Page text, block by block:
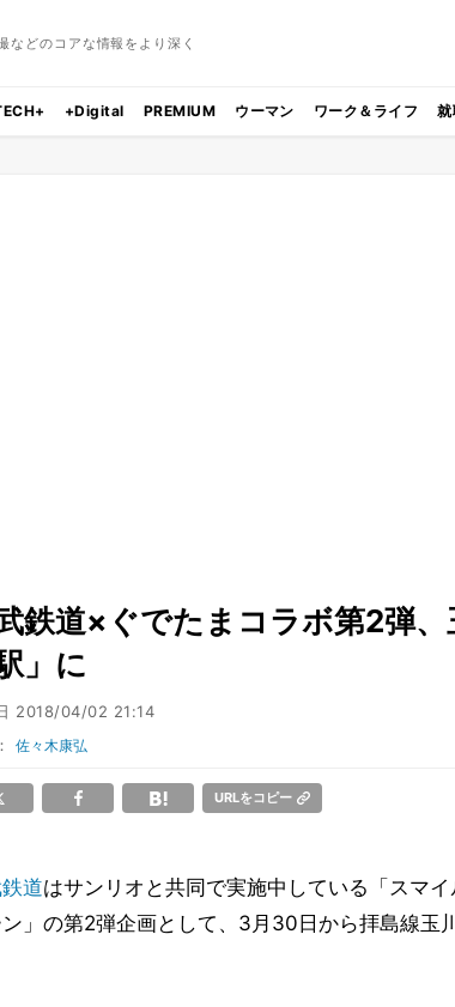
などのコアな情報をより深く
+Digital PREMIUM ウーマン ワーク＆ライフ
鉄道×ぐでたまコラボ第2弾
」に
2018/04/02 21:14
佐々木康弘
URLをコピー
道はサンリオと共同で実施中している「スマ
」の第2弾企画として、3月30日から拝島線玉